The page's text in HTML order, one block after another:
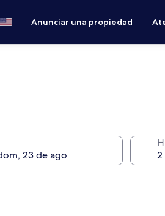
Anunciar una propiedad